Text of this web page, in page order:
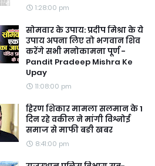
1:28:00 pm
सोमवार के उपाय: प्रदीप मिश्रा के ये
उपाय अपना लिए तो भगवान शिव
करेंगे सभी मनोकामना पूर्ण -
Pandit Pradeep Mishra Ke
Upay
11:08:00 pm
हिरण शिकार मामला सलमान के 1
दिन रहे वकील ने मांगी विश्नोई
समाज से माफी बङी खबर
8:41:00 pm